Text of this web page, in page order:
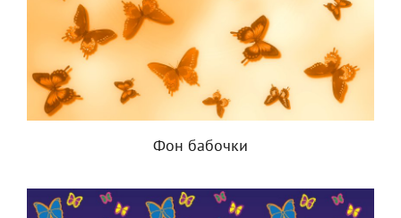
Фон бабочки